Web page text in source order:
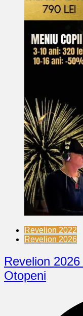
Revelion 2022
Revelion 2026
Revelion
Otopeni